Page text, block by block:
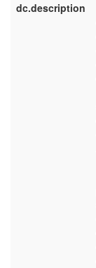
dc.description